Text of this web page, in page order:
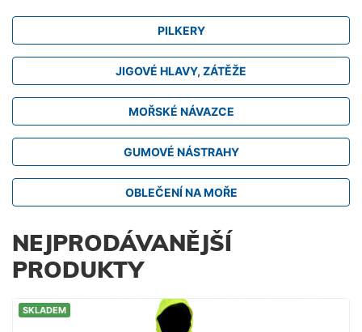
PILKERY
JIGOVÉ HLAVY, ZÁTĚŽE
MOŘSKÉ NÁVAZCE
GUMOVÉ NÁSTRAHY
OBLEČENÍ NA MOŘE
NEJPRODÁVANĚJŠÍ
PRODUKTY
SKLADEM